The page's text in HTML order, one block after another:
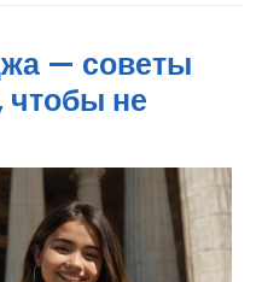
— советы
чтобы не